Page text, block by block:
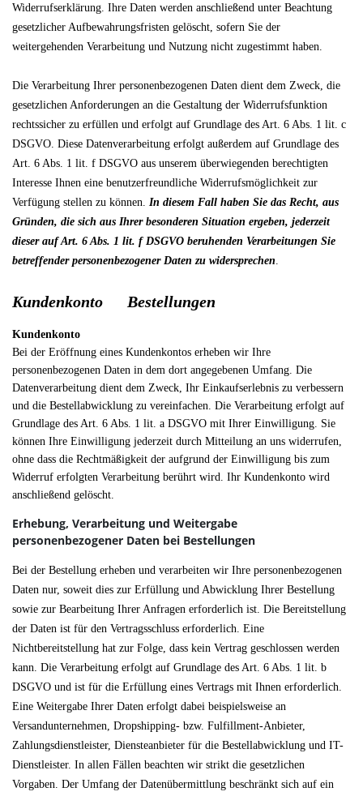
Widerrufserklärung. Ihre Daten werden anschließend unter Beachtung
gesetzlicher Aufbewahrungsfristen gelöscht, sofern Sie der
weitergehenden Verarbeitung und Nutzung nicht zugestimmt haben.
Die Verarbeitung Ihrer personenbezogenen Daten dient dem Zweck, die
gesetzlichen Anforderungen an die Gestaltung der Widerrufsfunktion
rechtssicher zu erfüllen und erfolgt auf Grundlage des Art. 6 Abs. 1 lit. c
DSGVO. Diese Datenverarbeitung erfolgt außerdem auf Grundlage des
Art. 6 Abs. 1 lit. f DSGVO aus unserem überwiegenden berechtigten
Interesse Ihnen eine benutzerfreundliche Widerrufsmöglichkeit zur
Verfügung stellen zu können. In diesem Fall haben Sie das Recht, aus
Gründen, die sich aus Ihrer besonderen Situation ergeben, jederzeit
dieser auf Art. 6 Abs. 1 lit. f DSGVO beruhenden Verarbeitungen Sie
betreffender personenbezogener Daten zu widersprechen
Kundenkonto Bestellungen
Kundenkonto
Bei der Eröffnung eines Kundenkontos erheben wir Ihre
personenbezogenen Daten in dem dort angegebenen Umfang. Die
Datenverarbeitung dient dem Zweck, Ihr Einkaufserlebnis zu verbessern
und die Bestellabwicklung zu vereinfachen. Die Verarbeitung erfolgt auf
Grundlage des Art. 6 Abs. 1 lit. a DSGVO mit Ihrer Einwilligung. Sie
können Ihre Einwilligung jederzeit durch Mitteilung an uns widerrufen,
ohne dass die Rechtmäßigkeit der aufgrund der Einwilligung bis zum
Widerruf erfolgten Verarbeitung berührt wird. Ihr Kundenkonto wird
anschließend gelöscht.
Erhebung, Verarbeitung und Weitergabe
personenbezogener Daten bei Bestellungen
Bei der Bestellung erheben und verarbeiten wir Ihre personenbezogenen
Daten nur, soweit dies zur Erfüllung und Abwicklung Ihrer Bestellung
sowie zur Bearbeitung Ihrer Anfragen erforderlich ist. Die Bereitstellung
der Daten ist für den Vertragsschluss erforderlich. Eine
Nichtbereitstellung hat zur Folge, dass kein Vertrag geschlossen werden
kann. Die Verarbeitung erfolgt auf Grundlage des Art. 6 Abs. 1 lit. b
DSGVO und ist für die Erfüllung eines Vertrags mit Ihnen erforderlich.
Eine Weitergabe Ihrer Daten erfolgt dabei beispielsweise an
Versandunternehmen, Dropshipping- bzw. Fulfillment-Anbieter,
Zahlungsdienstleister, Diensteanbieter für die Bestellabwicklung und IT-
Dienstleister. In allen Fällen beachten wir strikt die gesetzlichen
Vorgaben. Der Umfang der Datenübermittlung beschränkt sich auf ein